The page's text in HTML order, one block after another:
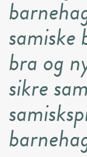
samiske
bra og
sikre